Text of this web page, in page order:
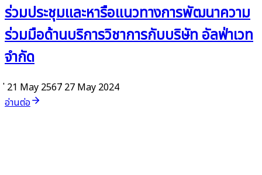
ร่วมประชุมและหารือแนวทางการพัฒนาความ
ร่วมมือด้านบริการวิชาการกับบริษัท อัลฟ่าเวท
จำกัด
่ 21 May 2567 ่ 27 May 2024
อ่านต่อ